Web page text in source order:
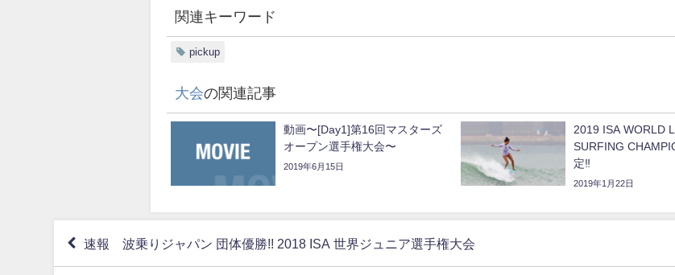
関連キーワード
pickup
大会の関連記事
動画〜[Day1]第16回マスターズ
オープン選手権大会〜
2019年6月15日
2019 ISA WORLD
SURFING
定‼
2019年1月22日
速報 波乗りジャパン 団体優勝!! 2018 ISA 世界ジュニア選手権大会